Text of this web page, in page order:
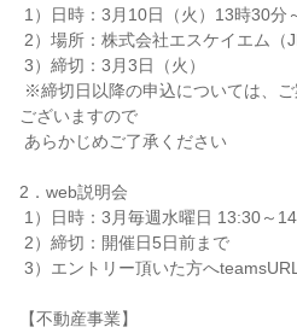
ございますので
2．web説明会
【不動産事業】